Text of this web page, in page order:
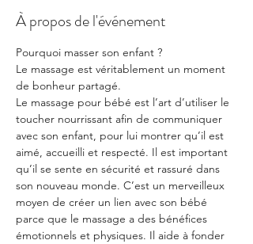
À propos de l'événement
Pourquoi masser son enfant ?
Le massage est véritablement un moment
de bonheur partagé.
Le massage pour bébé est l’art d’utiliser le
toucher nourrissant afin de communiquer
avec son enfant, pour lui montrer qu’il est
aimé, accueilli et respecté. Il est important
qu’il se sente en sécurité et rassuré dans
son nouveau monde. C’est un merveilleux
moyen de créer un lien avec son bébé
parce que le massage a des bénéfices
émotionnels et physiques. Il aide à fonder